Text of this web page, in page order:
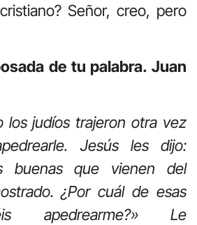
Señor, creo, pero
de tu palabra. Juan
los judíos trajeron otra vez
Jesús les dijo:
buenas que vienen del
¿Por cuál de esas
apedrearme?» Le